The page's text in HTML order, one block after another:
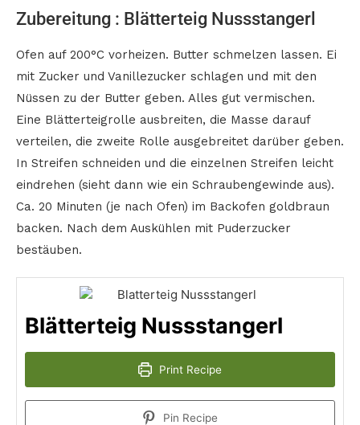
Zubereitung : Blätterteig Nussstangerl
Ofen auf 200°C vorheizen. Butter schmelzen lassen. Ei
mit Zucker und Vanillezucker schlagen und mit den
Nüssen zu der Butter geben. Alles gut vermischen.
Eine Blätterteigrolle ausbreiten, die Masse darauf
verteilen, die zweite Rolle ausgebreitet darüber geben.
In Streifen schneiden und die einzelnen Streifen leicht
eindrehen (sieht dann wie ein Schraubengewinde aus).
Ca. 20 Minuten (je nach Ofen) im Backofen goldbraun
backen. Nach dem Auskühlen mit Puderzucker
bestäuben.
Blätterteig Nussstangerl
Print Recipe
Pin Recipe